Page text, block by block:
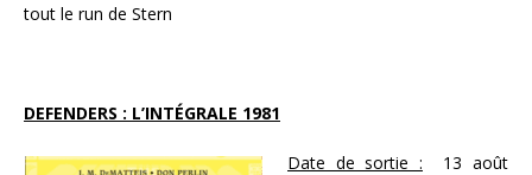
tout le run de Stern
DEFENDERS : L’INTÉGRALE 1981
Date de sortie : 13 août